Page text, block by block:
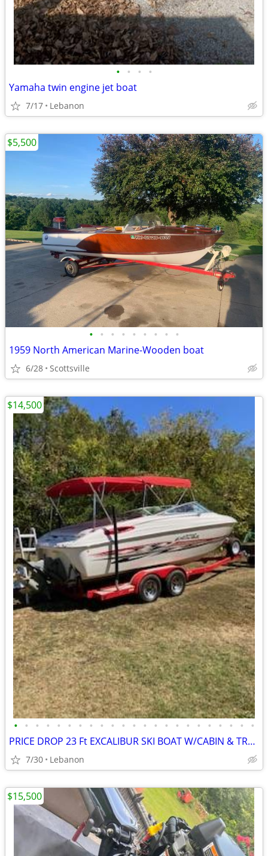
• • • •
Yamaha twin engine jet boat
7/17 Lebanon
• • • • • • • • •
1959 North American Marine-Wooden boat
6/28 Scottsville
$5,500
• • • • • • • • • • • • • • • • • • • • • • •
PRICE DROP 23 Ft EXCALIBUR SKI BOAT W/CABIN & TRAILER
7/30 Lebanon
$14,500
$15,500